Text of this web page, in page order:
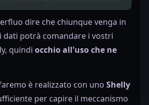
dire che chiunque venga in
dati potrà comandare i vostri
quindi occhio all'uso che ne
è realizzato con uno Shelly
per capire il meccanismo